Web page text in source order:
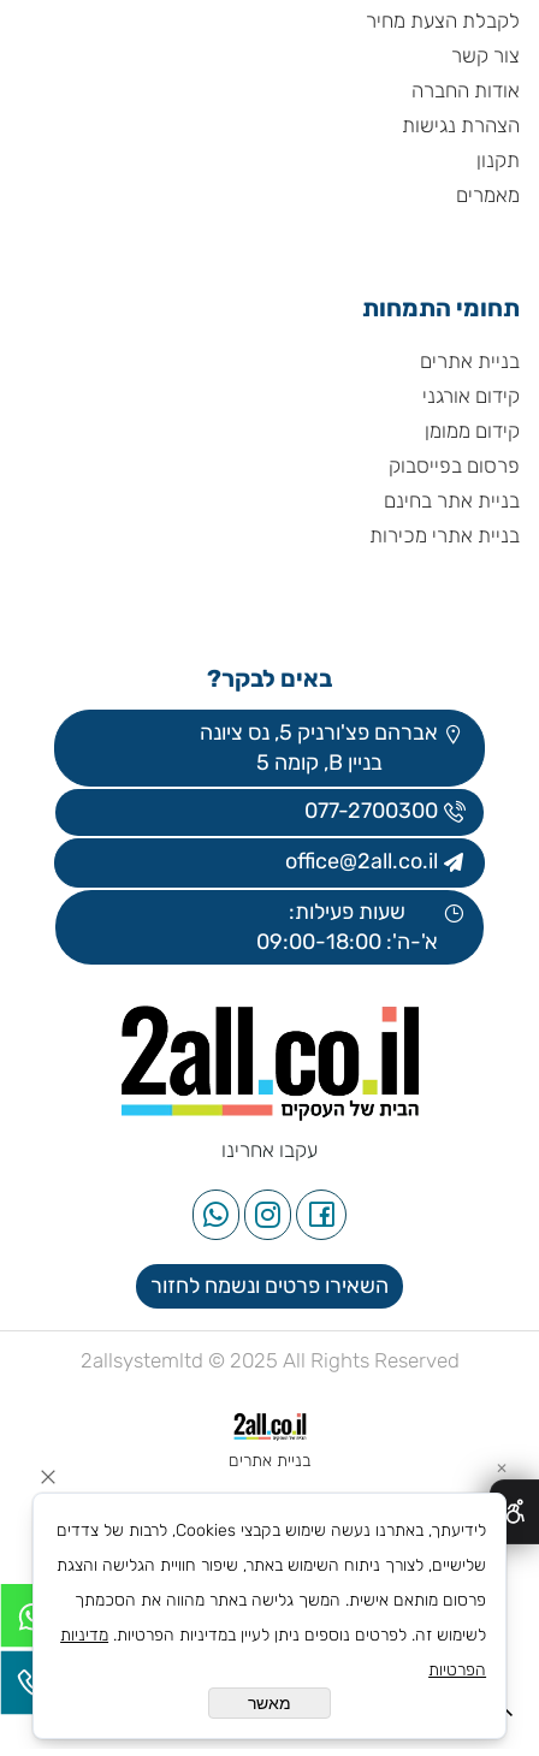
לקבלת הצעת מחיר
צור קשר
אודות החברה
הצהרת נגישות
תקנון
מאמרים
תחומי התמחות
בניית אתרים
קידום אורגני
קידום ממומן
פרסום בפייסבוק
בניית אתר בחינם
בניית אתרי מכירות
באים לבקר?
אברהם פצ'ורניק 5, נס ציונה
בניין B, קומה 5
077-2700300
office@2all.co.il
שעות פעילות:
א'-ה': 09:00-18:00
עקבו אחרינו
השאירו פרטים ונשמח לחזור
2allsystemltd © 2025 All Rights Reserved
בניית אתרים ✕
לידיעתך, באתרנו נעשה שימוש בקבצי Cookies, לרבות של צדדים
שלישיים, לצורך ניתוח השימוש באתר, שיפור חוויית הגלישה והצגת
פרסום מותאם אישית. המשך גלישה באתר מהווה את הסכמתך
לשימוש זה. לפרטים נוספים ניתן לעיין במדיניות הפרטיות. מדיניות
הפרטיות
מאשר